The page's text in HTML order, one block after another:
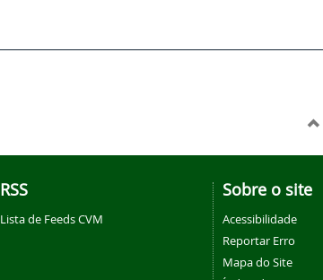
RSS
Lista de Feeds CVM
Sobre o site
Acessibilidade
Reportar Erro
Mapa do Site